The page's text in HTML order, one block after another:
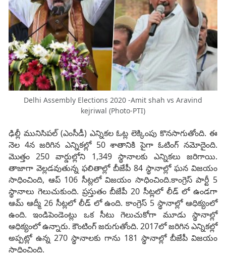
Delhi Assembly Elections 2020 -Amit shah vs Aravind
kejriwal (Photo-PTI)
ఢిల్లీ మునిసిపల్ (ఎంసీడీ) ఎన్నికల ఓట్ల లెక్కింపు కొనసాగుతోంది. ఈ
నెల 4న జరిగిన ఎన్నికల్లో 50 శాతానికి పైగా ఓటింగ్ నమోదైంది.
మొత్తం 250 వార్డుల్లోని 1,349 స్థానాలకు ఎన్నికలు జరిగాయి.
తాజాగా వెల్లడవుతున్న ఫలితాల్లో బీజేపీ 84 స్థానాల్లో ఘన విజయం
సాధించింది, ఆప్ 106 సీట్లలో విజయం సాధించింది.కాంగ్రెస్ పార్టీ 5
స్థానాలు గెలుచుకుంది. ప్రస్తుతం బీజేపీ 20 సీట్లలో లీడ్ లో ఉండగా
ఆమ్ ఆద్మీ 26 సీట్లలో లీడ్ లో ఉంది. కాంగ్రెస్ 5 స్థానాల్లో ఆధిక్యంలో
ఉంది. ఇండిపెండెంట్లు ఒక సీటు గెలుచుకోగా మూడు స్థానాల్లో
ఆధిక్యంలో ఉన్నారు. కౌంటింగ్ జరుగుతోంది. 2017లో జరిగిన ఎన్నికల్లో
అప్పట్లో ఉన్న 270 స్థానాలకు గాను 181 స్థానాల్లో బీజేపీ విజయం
సాధించింది.